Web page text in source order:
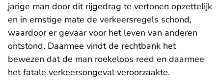
jarige man door dit rijgedrag te vertonen opzettelijk
en in ernstige mate de verkeersregels schond,
waardoor er gevaar voor het leven van anderen
ontstond. Daarmee vindt de rechtbank het
bewezen dat de man roekeloos reed en daarmee
het fatale verkeersongeval veroorzaakte.